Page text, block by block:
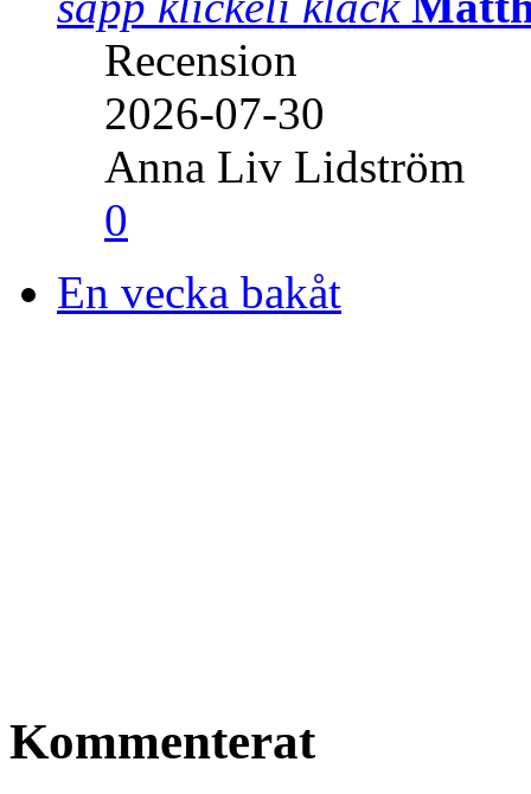
Recension
2026-07-30
Anna Liv Lidström
0
En vecka bakåt
Kommenterat